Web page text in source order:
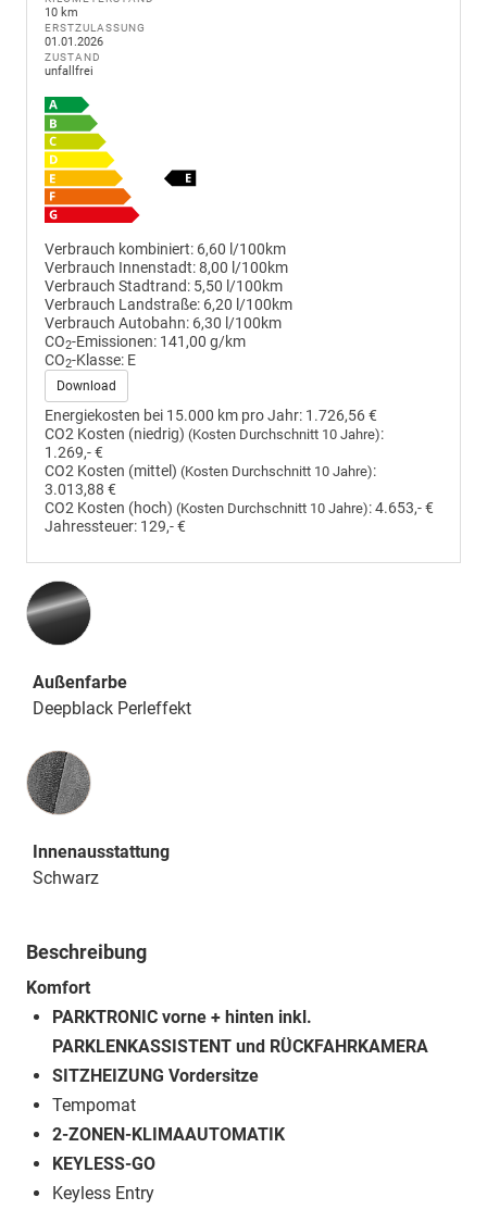
10 km
ERSTZULASSUNG
01.01.2026
ZUSTAND
unfallfrei
Verbrauch kombiniert: 6,60 l/100km
Verbrauch Innenstadt:8,00 l/100km
Verbrauch Stadtrand: 5,50 l/100km
Verbrauch Landstraße: 6,20 l/100km
Verbrauch Autobahn: 6,30 l/100km
CO2-Emissionen: 141,00 g/km
CO2-Klasse: E
Download
Energiekosten bei 15.000 km pro Jahr: 1.726,56 €
CO2 Kosten (niedrig) (Kosten Durchschnitt 10 Jahre):
1.269,- €
CO2 Kosten (mittel) (Kosten Durchschnitt 10 Jahre):
3.013,88 €
CO2 Kosten (hoch) (Kosten Durchschnitt 10 Jahre):4.653,- €
Jahressteuer: 129,- €
Außenfarbe
Deepblack Perleffekt
Innenausstattung
Innenausstattung
Schwarz
Beschreibung
Komfort
PARKTRONIC vorne + hinten inkl.
PARKLENKASSISTENT und RÜCKFAHRKAMERA
SITZHEIZUNG Vordersitze
Tempomat
2-ZONEN-KLIMAAUTOMATIK
KEYLESS-GO
Keyless Entry